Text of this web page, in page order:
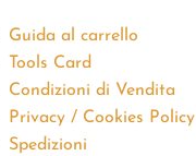
Guida al carrello
Tools Card
Condizioni di Vendita
Privacy / Cookies Policy
Spedizioni